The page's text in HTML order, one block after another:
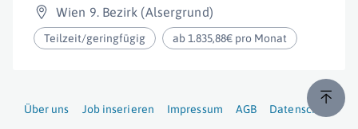
Wien 9. Bezirk (Alsergrund)
Teilzeit/geringfügig ab 1.835,88€ pro Monat
Über uns Job inserieren Impressum AGB Datenschutz